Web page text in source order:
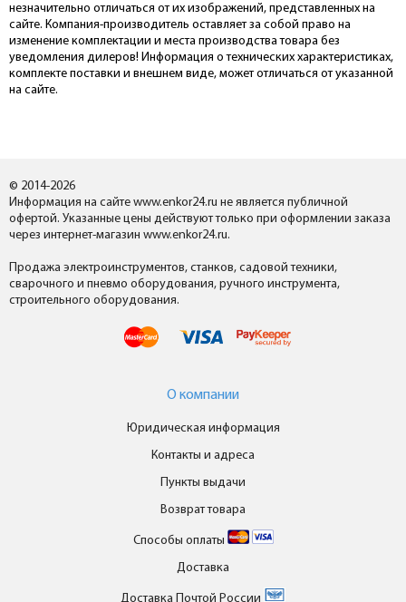
незначительно отличаться от их изображений, представленных на
сайте. Компания-производитель оставляет за собой право на
изменение комплектации и места производства товара без
уведомления дилеров! Информация о технических характеристиках,
комплекте поставки и внешнем виде, может отличаться от указанной
на сайте.
© 2014-2026
Информация на сайте www.enkor24.ru не является публичной
офертой. Указанные цены действуют только при оформлении заказа
через интернет-магазин www.enkor24.ru.
Продажа электроинструментов, станков, садовой техники,
сварочного и пневмо оборудования, ручного инструмента,
строительного оборудования.
О компании
Юридическая информация
Контакты и адреса
Пункты выдачи
Возврат товара
Способы оплаты
Доставка
Доставка Почтой России